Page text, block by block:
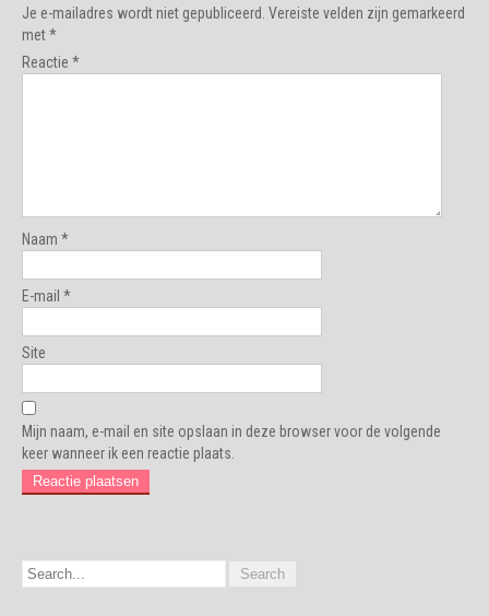
Je e-mailadres wordt niet gepubliceerd. Vereiste velden zijn gemarkeerd
met*
Reactie *
Naam *
E-mail *
Site
Mijn naam, e-mail en site opslaan in deze browser voor de volgende
keer wanneer ik een reactie plaats.